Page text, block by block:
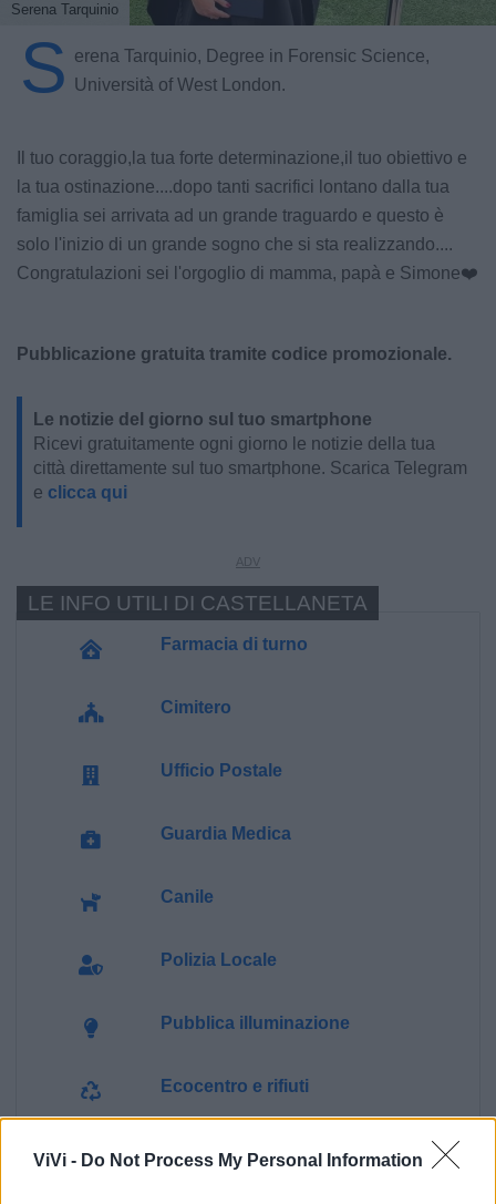
ViVi - Do Not Process My Personal Information
Serena Tarquinio
S erena Tarquinio, Degree in Forensic Science,
Università of West London.
Il tuo coraggio,la tua forte determinazione,il tuo obiettivo e
la tua ostinazione....dopo tanti sacrifici lontano dalla tua
famiglia sei arrivata ad un grande traguardo e questo è
solo l'inizio di un grande sogno che si sta realizzando....
Congratulazioni sei l'orgoglio di mamma, papà e Simone❤️
Pubblicazione gratuita tramite codice promozionale.
Le notizie del giorno sul tuo smartphone
Ricevi gratuitamente ogni giorno le notizie della tua
città direttamente sul tuo smartphone. Scarica Telegram
e clicca qui
Farmacia di turno
Cimitero
Ufficio Postale
Guardia Medica
Canile
Polizia Locale
Pubblica illuminazione
Ecocentro e rifiuti
LE INFO UTILI DI CASTELLANETA